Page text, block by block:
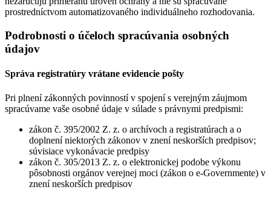
prostredníctvom automatizovaného individuálneho rozhodovania.
Podrobnosti o účeloch spracúvania osobných
údajov
Správa registratúry vrátane evidencie pošty
Pri plnení zákonných povinností v spojení s verejným záujmom
spracúvame vaše osobné údaje v súlade s právnymi predpismi:
zákon č. 395/2002 Z. z. o archívoch a registratúrach a o
doplnení niektorých zákonov v znení neskorších predpisov;
súvisiace vykonávacie predpisy
zákon č. 305/2013 Z. z. o elektronickej podobe výkonu
pôsobnosti orgánov verejnej moci (zákon o e-Governmente) v
znení neskorších predpisov